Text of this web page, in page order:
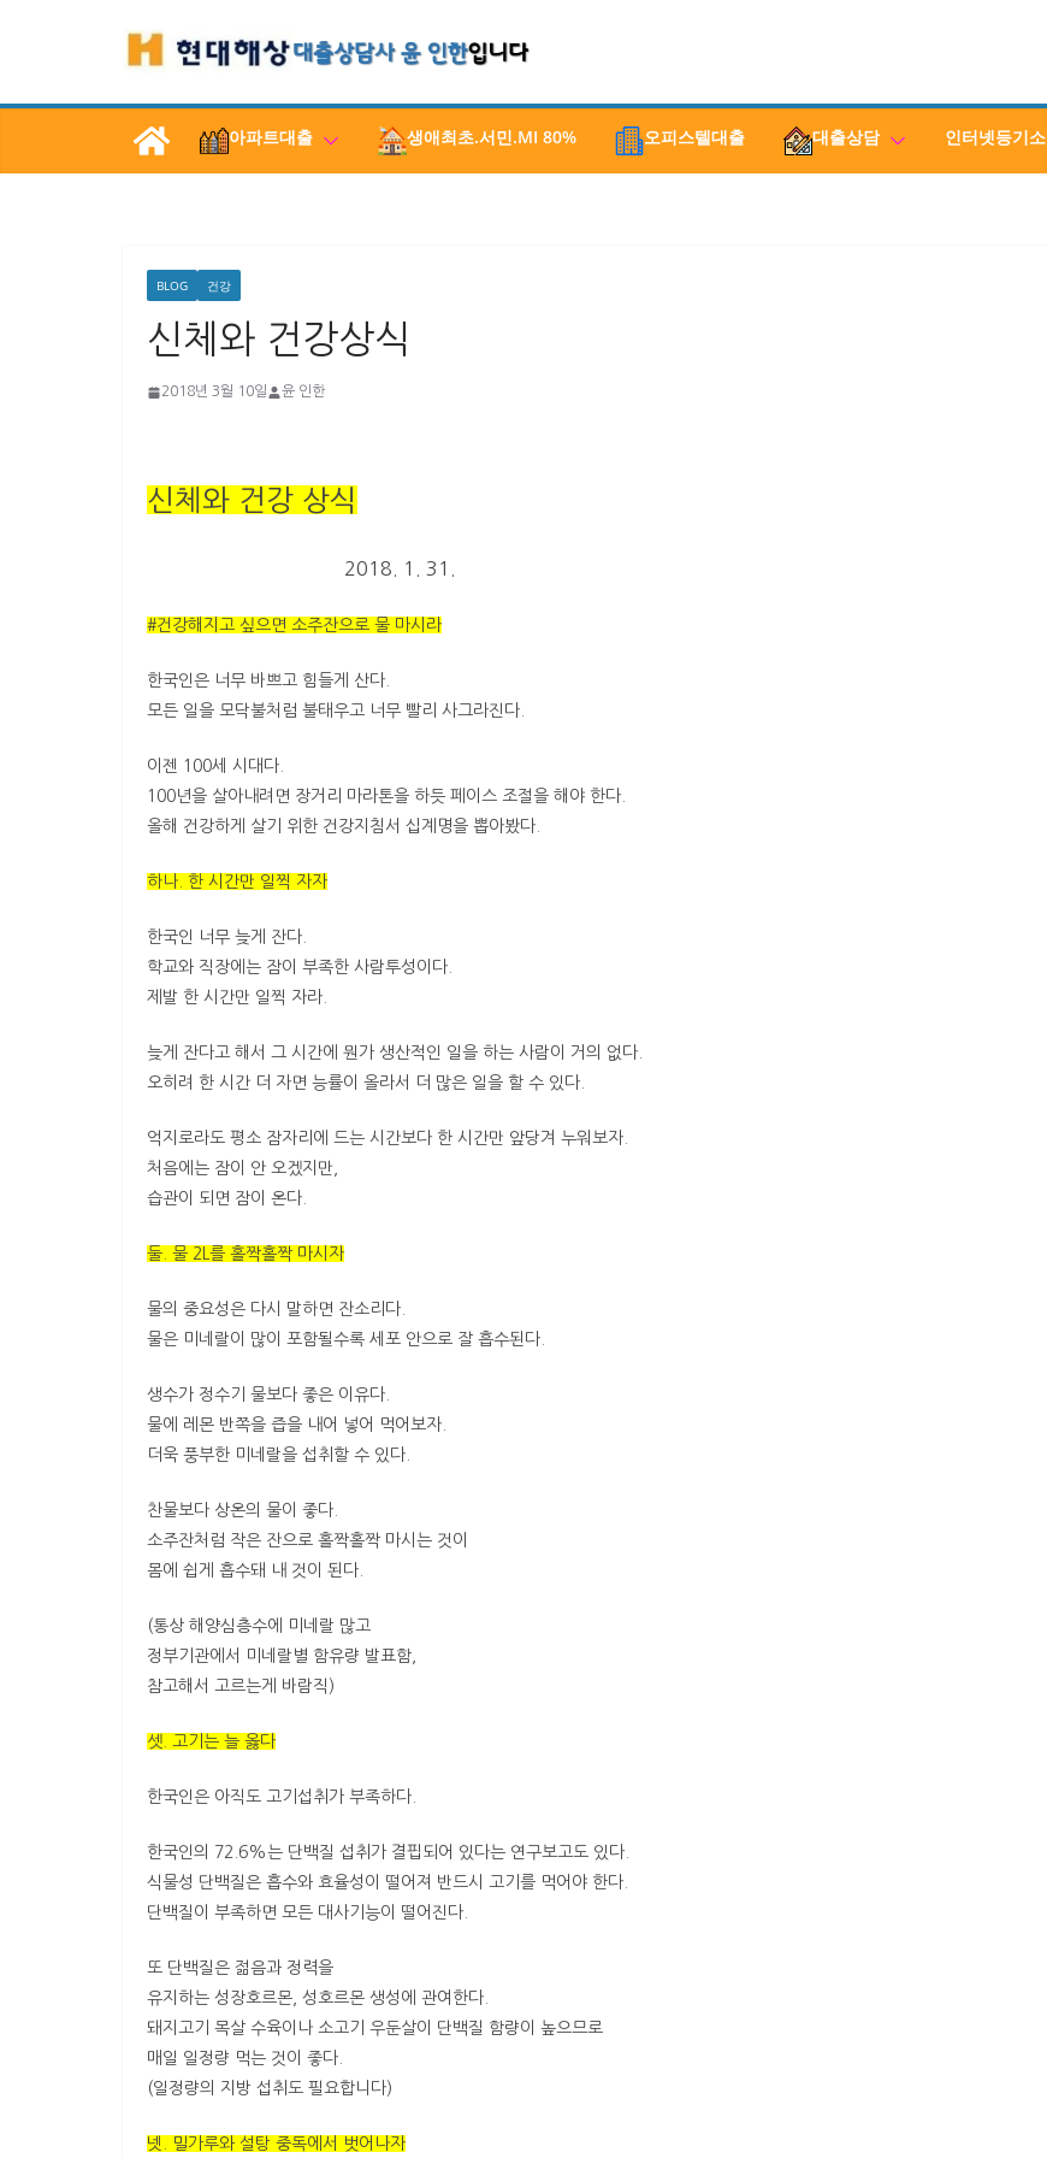
로
아파트대출 생애최초.서민.MI 80% 오피스텔대출 대출상담 인터넷등기소
BLOG 건강
신체와 건강상식
2018년 3월 10일 윤 인한
신체와 건강 상식
2018. 1. 31.
#건강해지고 싶으면 소주잔으로 물 마시라
한국인은 너무 바쁘고 힘들게 산다.
모든 일을 모닥불처럼 불태우고 너무 빨리 사그라진다.
이젠 100세 시대다.
100년을 살아내려면 장거리 마라톤을 하듯 페이스 조절을 해야 한다.
올해 건강하게 살기 위한 건강지침서 십계명을 뽑아봤다.
하나. 한 시간만 일찍 자자
한국인 너무 늦게 잔다.
학교와 직장에는 잠이 부족한 사람투성이다.
제발 한 시간만 일찍 자라.
늦게 잔다고 해서 그 시간에 뭔가 생산적인 일을 하는 사람이 거의 없다.
오히려 한 시간 더 자면 능률이 올라서 더 많은 일을 할 수 있다.
억지로라도 평소 잠자리에 드는 시간보다 한 시간만 앞당겨 누워보자.
처음에는 잠이 안 오겠지만,
습관이 되면 잠이 온다.
둘. 물 2L를 홀짝홀짝 마시자
물의 중요성은 다시 말하면 잔소리다.
물은 미네랄이 많이 포함될수록 세포 안으로 잘 흡수된다.
생수가 정수기 물보다 좋은 이유다.
물에 레몬 반쪽을 즙을 내어 넣어 먹어보자.
더욱 풍부한 미네랄을 섭취할 수 있다.
찬물보다 상온의 물이 좋다.
소주잔처럼 작은 잔으로 홀짝홀짝 마시는 것이
몸에 쉽게 흡수돼 내 것이 된다.
(통상 해양심층수에 미네랄 많고
정부기관에서 미네랄별 함유량 발표함,
참고해서 고르는게 바람직)
셋. 고기는 늘 옳다
한국인은 아직도 고기섭취가 부족하다.
한국인의 72.6%는 단백질 섭취가 결핍되어 있다는 연구보고도 있다.
식물성 단백질은 흡수와 효율성이 떨어져 반드시 고기를 먹어야 한다.
단백질이 부족하면 모든 대사기능이 떨어진다.
또 단백질은 젊음과 정력을
유지하는 성장호르몬, 성호르몬 생성에 관여한다.
돼지고기 목살 수육이나 소고기 우둔살이 단백질 함량이 높으므로
매일 일정량 먹는 것이 좋다.
(일정량의 지방 섭취도 필요합니다)
넷. 밀가루와 설탕 중독에서 벗어나자